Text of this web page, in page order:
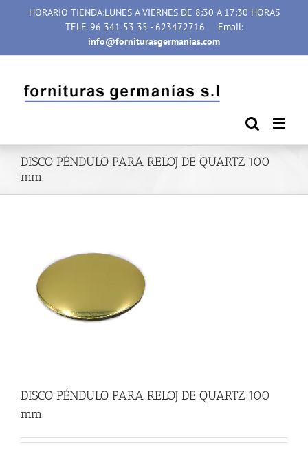
HORARIO TIENDA:LUNES A VIERNES DE 8:30 A 17:30 HORAS
TELF. 96 341 53 35 - 623472716
Email:
info@forniturasgermanias.com
DISCO PÉNDULO PARA RELOJ DE QUARTZ 100
mm
DISCO PÉNDULO PARA RELOJ DE QUARTZ 100
mm